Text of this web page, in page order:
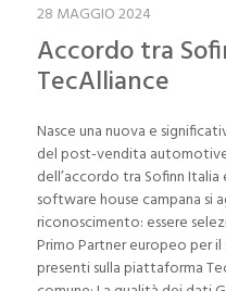
28 MAGGIO 2024
Accordo tra
TecAlliance
Nasce una nuova e
del post-vendita
dell’accordo tra Sofinn Italia
software house campana si
riconoscimento: essere
Primo Partner europeo per
presenti sulla piattaforma